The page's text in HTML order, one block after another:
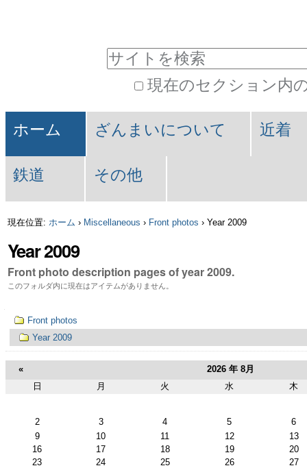
ツ
飛
ぶ
|
ナ
ビ
ゲ
ー
シ
ル
ツ
ー
ル
現在のセクション内
細
索
セ
ク
シ
ョ
ン
ホーム ざんまいについて 近着
鉄道 その他
現在位置: ホーム › Miscellaneous › Front photos › Year 2009
Year 2009
Front photo description pages of year 2009.
このフォルダ内に現在はアイテムがありません。
ー
シ
Front photos
Year 2009
« 2026 年 8月
日 月 火 水 木
2 3 4 5
6
9
10 11 12
13
16
17 18 19
20
23
24 25 26
27